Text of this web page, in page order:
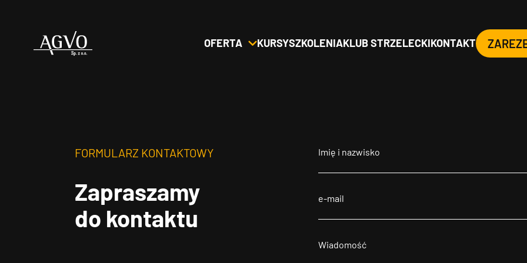
Header
OFERTA KURSYSZKOLENIAKLUB STRZELECKIKONTAKT
FORMULARZ KONTAKTOWY
Zapraszamy
do kontaktu